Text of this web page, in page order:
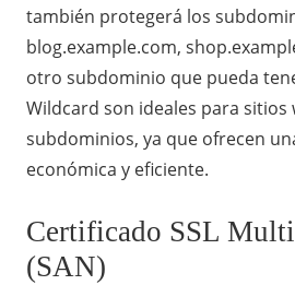
también protegerá los
blog.example.com,
otro subdominio que pueda
Wildcard son ideales para sitios
subdominios, ya que ofrecen
económica y eficiente.
Certificado SSL
(SAN)